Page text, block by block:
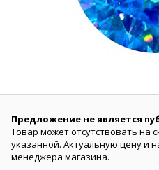
Предложение не является
Товар может отсутствовать на
указанной. Актуальную цену и
менеджера магазина.